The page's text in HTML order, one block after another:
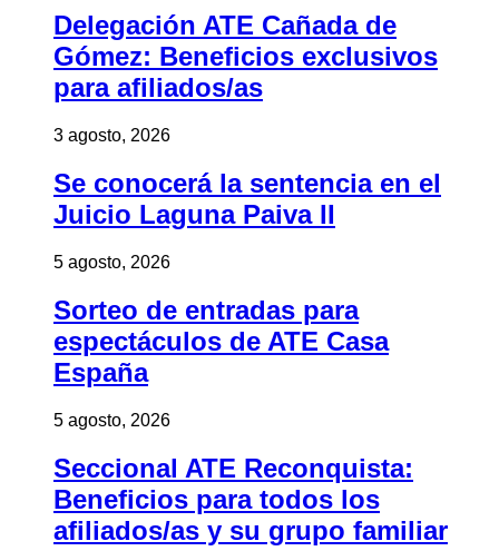
Delegación ATE Cañada de
Gómez: Beneficios exclusivos
para afiliados/as
3 agosto, 2026
Se conocerá la sentencia en el
Juicio Laguna Paiva II
5 agosto, 2026
Sorteo de entradas para
espectáculos de ATE Casa
España
5 agosto, 2026
Seccional ATE Reconquista:
Beneficios para todos los
afiliados/as y su grupo familiar